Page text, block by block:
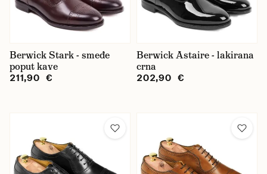
Berwick Stark - smeđe
poput kave
211,90 €
Berwick Astaire - lakirana
crna
202,90 €